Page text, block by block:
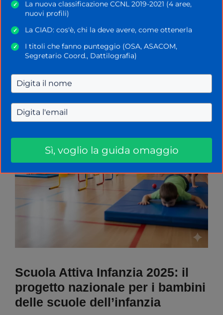
Home»Miur»Scuola Attiva Infanzia 2025: il
progetto nazionale per i bambini delle scuole
dell’infanzia
Scuola Attiva Infanzia 2025: il
progetto nazionale per i bambini
delle scuole dell’infanzia
✓
La nuova classificazione CCNL 2019-2021 (4 aree,
nuovi profili)
✓ La CIAD: cos'è, chi la deve avere, come ottenerla
✓
I titoli che fanno punteggio (OSA, ASACOM,
Segretario Coord., Dattilografia)
Sì, voglio la guida omaggio